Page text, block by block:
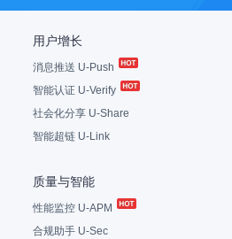
用户增长
消息推送 U-Push
智能认证 U-Verify
社会化分享 U-Share
智能超链 U-Link
质量与智能
性能监控 U-APM
合规助手 U-Sec